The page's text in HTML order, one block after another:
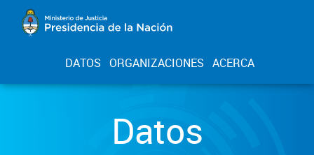
DATOS ORGANIZACIONES ACERCA
Datos